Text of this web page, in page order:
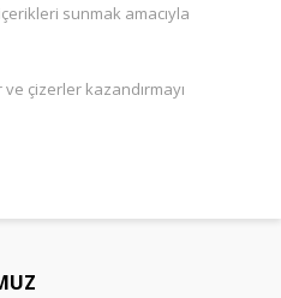
sunmak amacıyla
çizerler kazandırmayı